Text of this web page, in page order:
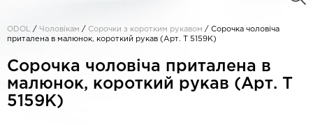
ODOL / Чоловікам / Сорочки з коротким рукавом / Сорочка чоловіча
приталена в малюнок, короткий рукав (Арт. T 5159K)
Сорочка чоловіча приталена в
малюнок, короткий рукав (Арт. T
5159K)